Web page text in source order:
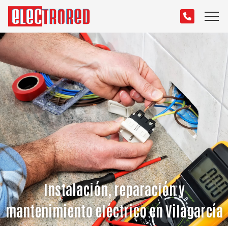
Instalación, reparación y
mantenimiento eléctrico en Vilagarcía